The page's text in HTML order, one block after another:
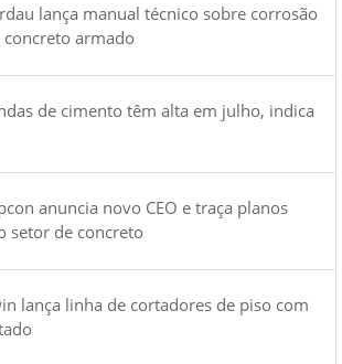
lança manual técnico sobre corrosão
armado
de cimento têm alta em julho, indica
anuncia novo CEO e traça planos
setor de concreto
lança linha de cortadores de piso com